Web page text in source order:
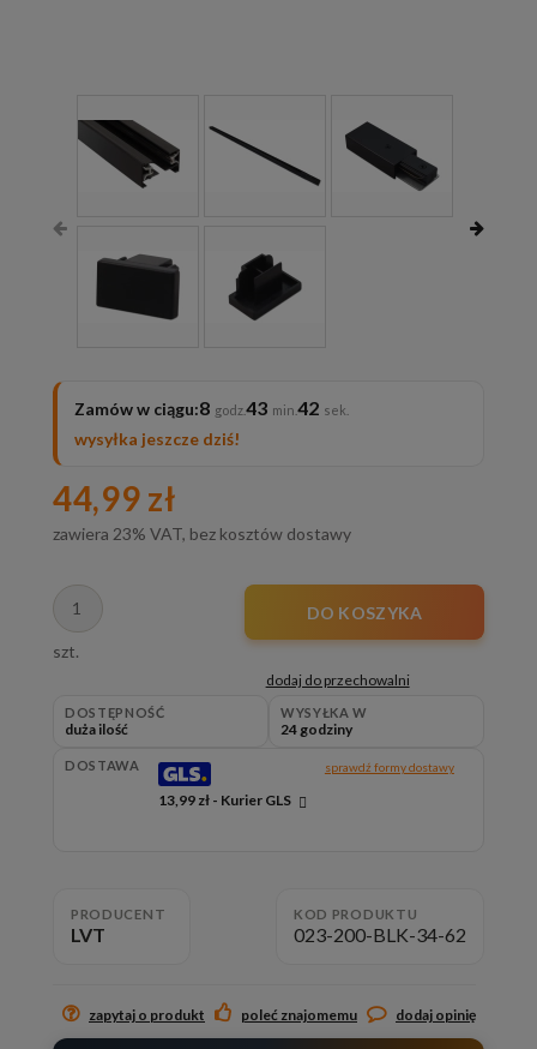
Zamów w ciągu:8 43 40
wysyłka jeszcze dziś!
44,99 zł
zawiera 23% VAT, bez kosztów dostawy
szt.
DO KOSZYKA
dodaj do przechowalni
DOSTĘPNOŚĆ
duża ilość
WYSYŁKA W
24 godziny
DOSTAWA
13,99 zł - Kurier GLS
sprawdź formy dostawy
PRODUCENT
LVT
KOD PRODUKTU
023-200-BLK-34-62
zapytaj o produkt poleć znajomemu dodaj opinię